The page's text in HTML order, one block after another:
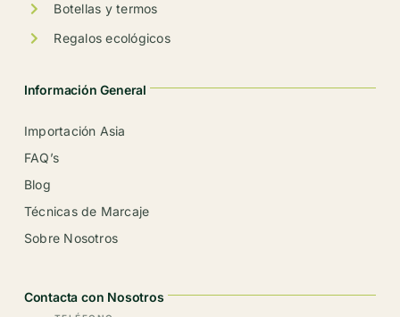
Botellas y termos
Regalos ecológicos
Información General
Importación Asia
FAQ’s
Blog
Técnicas de Marcaje
Sobre Nosotros
Contacta con Nosotros